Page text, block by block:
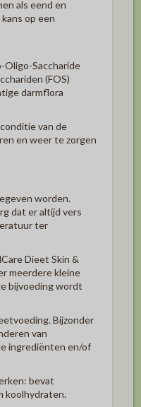
als eend en
op een
Oligo-Saccharide
(FOS)
darmflora
van de
en weer te zorgen
worden.
dat er altijd vers
ter
Dieet Skin &
meerdere kleine
bijvoeding wordt
Bijzonder
van
ingrediënten en/of
bevat
koolhydraten.